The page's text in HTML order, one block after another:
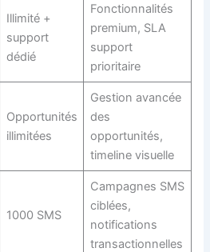
Illimité +
support
dédié
Fonctionnalités
premium, SLA
support
prioritaire
Opportunités
illimitées
Gestion avancée
des
opportunités,
timeline visuelle
1000 SMS
Campagnes SMS
ciblées,
notifications
transactionnelles